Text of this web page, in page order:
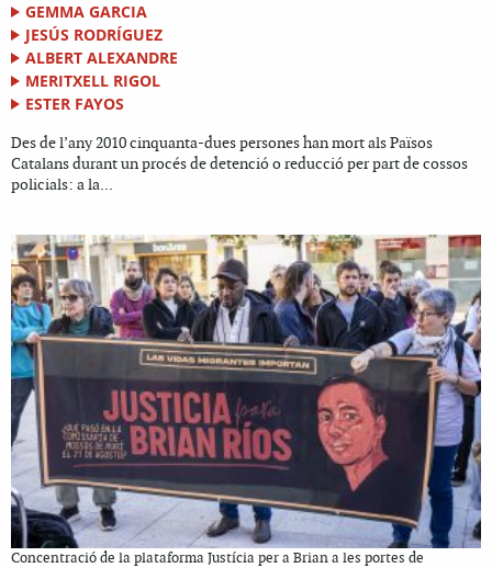
GEMMA GARCIA
JESÚS RODRÍGUEZ
ALBERT ALEXANDRE
MERITXELL RIGOL
ESTER FAYOS
Des de l’any 2010 cinquanta-dues persones han mort als Països
Catalans durant un procés de detenció o reducció per part de cossos
policials: a la...
Concentració de la plataforma Justícia per a Brian a les portes de